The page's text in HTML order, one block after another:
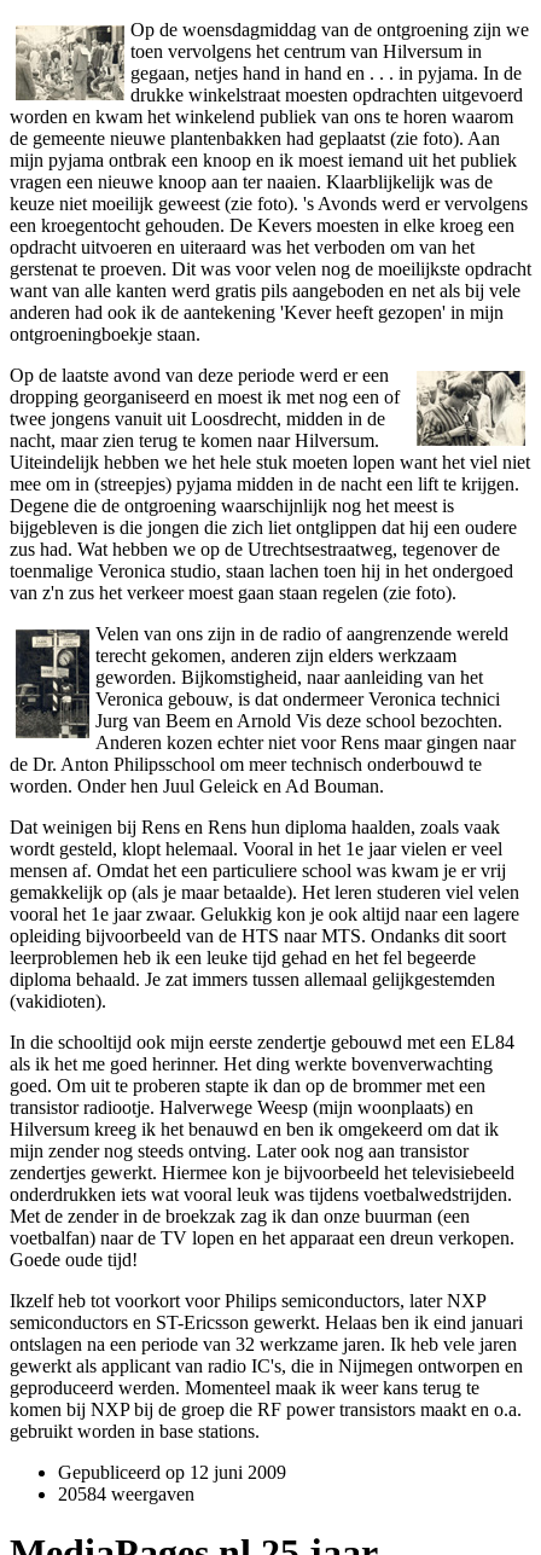
Op de woensdagmiddag van de ontgroening zijn we
toen vervolgens het centrum van Hilversum in
gegaan, netjes hand in hand en . . . in pyjama. In de
drukke winkelstraat moesten opdrachten uitgevoerd
worden en kwam het winkelend publiek van ons te horen waarom
de gemeente nieuwe plantenbakken had geplaatst (zie foto). Aan
mijn pyjama ontbrak een knoop en ik moest iemand uit het publiek
vragen een nieuwe knoop aan ter naaien. Klaarblijkelijk was de
keuze niet moeilijk geweest (zie foto). 's Avonds werd er vervolgens
een kroegentocht gehouden. De Kevers moesten in elke kroeg een
opdracht uitvoeren en uiteraard was het verboden om van het
gerstenat te proeven. Dit was voor velen nog de moeilijkste opdracht
want van alle kanten werd gratis pils aangeboden en net als bij vele
anderen had ook ik de aantekening 'Kever heeft gezopen' in mijn
ontgroeningboekje staan.
Op de laatste avond van deze periode werd er een
dropping georganiseerd en moest ik met nog een of
twee jongens vanuit uit Loosdrecht, midden in de
nacht, maar zien terug te komen naar Hilversum.
Uiteindelijk hebben we het hele stuk moeten lopen want het viel niet
mee om in (streepjes) pyjama midden in de nacht een lift te krijgen.
Degene die de ontgroening waarschijnlijk nog het meest is
bijgebleven is die jongen die zich liet ontglippen dat hij een oudere
zus had. Wat hebben we op de Utrechtsestraatweg, tegenover de
toenmalige Veronica studio, staan lachen toen hij in het ondergoed
van z'n zus het verkeer moest gaan staan regelen (zie foto).
Velen van ons zijn in de radio of aangrenzende wereld
terecht gekomen, anderen zijn elders werkzaam
geworden. Bijkomstigheid, naar aanleiding van het
Veronica gebouw, is dat ondermeer Veronica technici
Jurg van Beem en Arnold Vis deze school bezochten.
Anderen kozen echter niet voor Rens maar gingen naar
de Dr. Anton Philipsschool om meer technisch onderbouwd te
worden. Onder hen Juul Geleick en Ad Bouman.
Dat weinigen bij Rens en Rens hun diploma haalden, zoals vaak
wordt gesteld, klopt helemaal. Vooral in het 1e jaar vielen er veel
mensen af. Omdat het een particuliere school was kwam je er vrij
gemakkelijk op (als je maar betaalde). Het leren studeren viel velen
vooral het 1e jaar zwaar. Gelukkig kon je ook altijd naar een lagere
opleiding bijvoorbeeld van de HTS naar MTS. Ondanks dit soort
leerproblemen heb ik een leuke tijd gehad en het fel begeerde
diploma behaald. Je zat immers tussen allemaal gelijkgestemden
(vakidioten).
In die schooltijd ook mijn eerste zendertje gebouwd met een EL84
als ik het me goed herinner. Het ding werkte bovenverwachting
goed. Om uit te proberen stapte ik dan op de brommer met een
transistor radiootje. Halverwege Weesp (mijn woonplaats) en
Hilversum kreeg ik het benauwd en ben ik omgekeerd om dat ik
mijn zender nog steeds ontving. Later ook nog aan transistor
zendertjes gewerkt. Hiermee kon je bijvoorbeeld het televisiebeeld
onderdrukken iets wat vooral leuk was tijdens voetbalwedstrijden.
Met de zender in de broekzak zag ik dan onze buurman (een
voetbalfan) naar de TV lopen en het apparaat een dreun verkopen.
Goede oude tijd!
Ikzelf heb tot voorkort voor Philips semiconductors, later NXP
semiconductors en ST-Ericsson gewerkt. Helaas ben ik eind januari
ontslagen na een periode van 32 werkzame jaren. Ik heb vele jaren
gewerkt als applicant van radio IC's, die in Nijmegen ontworpen en
geproduceerd werden. Momenteel maak ik weer kans terug te
komen bij NXP bij de groep die RF power transistors maakt en o.a.
gebruikt worden in base stations.
Gepubliceerd op 12 juni 2009
20584 weergaven